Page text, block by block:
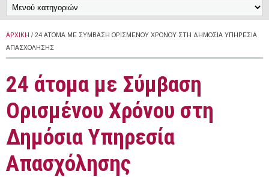
ΑΡΧΙΚΉ / 24 ΆΤΟΜΑ ΜΕ ΣΎΜΒΑΣΗ ΟΡΙΣΜΈΝΟΥ ΧΡΌΝΟΥ ΣΤΗ ΔΗΜΌΣΙΑ ΥΠΗΡΕΣΊΑ
ΑΠΑΣΧΌΛΗΣΗΣ
24 άτομα με Σύμβαση
Ορισμένου Χρόνου στη
Δημόσια Υπηρεσία
Απασχόλησης